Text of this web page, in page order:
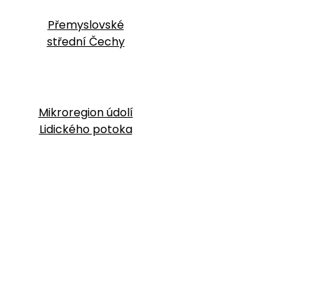
Přemyslovské
střední Čechy
Mikroregion údolí
Lidického potoka